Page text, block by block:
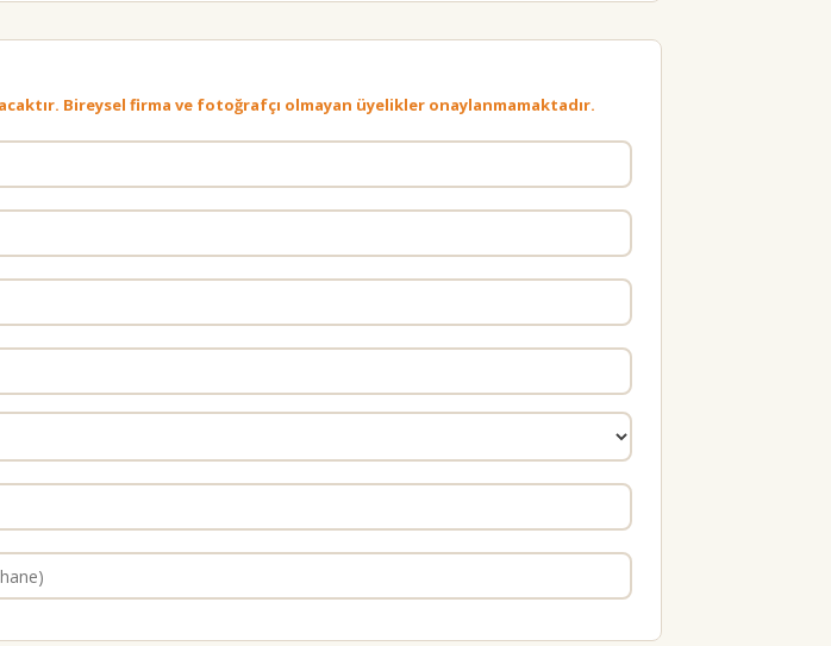
Bireysel firma ve fotoğrafçı olmayan üyelikler onaylanmamaktadır.